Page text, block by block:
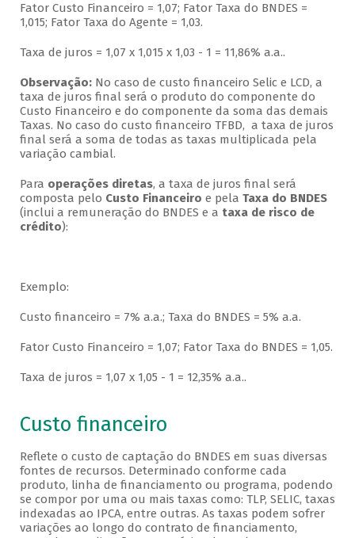
Fator Custo Financeiro = 1,07; Fator Taxa do BNDES =
1,015; Fator Taxa do Agente = 1,03.
Taxa de juros = 1,07 x 1,015 x 1,03 - 1 = 11,86% a.a..
Observação:No caso de custo financeiro Selic e LCD, a
taxa de juros final será o produto do componente do
Custo Financeiro e do componente da soma das demais
Taxas. No caso do custo financeiro TFBD, a taxa de juros
final será a soma de todas as taxas multiplicada pela
variação cambial.
Para operações diretas, a taxa de juros final será
composta pelo Custo Financeiro e pela Taxa do BNDES
(inclui a remuneração do BNDES e a taxa de risco de
crédito):
Exemplo:
Custo financeiro = 7% a.a.; Taxa do BNDES = 5% a.a.
Fator Custo Financeiro = 1,07; Fator Taxa do BNDES = 1,05.
Taxa de juros = 1,07 x 1,05 - 1 = 12,35% a.a..
Custo financeiro
Reflete o custo de captação do BNDES em suas diversas
fontes de recursos. Determinado conforme cada
produto, linha de financiamento ou programa, podendo
se compor por uma ou mais taxas como: TLP, SELIC, taxas
indexadas ao IPCA, entre outras. As taxas podem sofrer
variações ao longo do contrato de financiamento,